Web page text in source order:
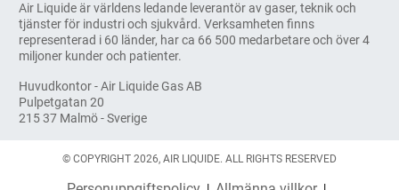
Air Liquide är världens ledande leverantör av gaser, teknik och
tjänster för industri och sjukvård. Verksamheten finns
representerad i 60 länder, har ca 66 500 medarbetare och över 4
miljoner kunder och patienter.
Huvudkontor - Air Liquide Gas AB
Pulpetgatan 20
215 37 Malmö - Sverige
© COPYRIGHT 2026, AIR LIQUIDE. ALL RIGHTS RESERVED